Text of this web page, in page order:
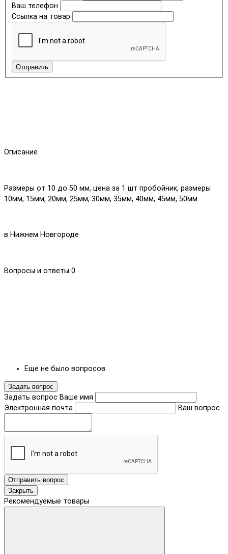
Ваш телефон
Ссылка на товар
Отправить
Описание
Размеры от 10 до 50 мм, цена за 1 шт пробойник, размеры
10мм, 15мм, 20мм, 25мм, 30мм, 35мм, 40мм, 45мм, 50мм
в Нижнем Новгороде
Вопросы и ответы 0
Еще не было вопросов
Задать вопрос
Задать вопрос Ваше имя
Электронная почта
Ваш вопрос
Отправить вопрос
Закрыть
Рекомендуемые товары